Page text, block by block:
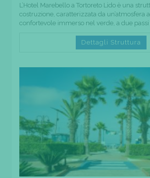
L’Hotel Marebello a Tortoreto Lido è una
costruzione, caratterizzata da un’atmosfera
confortevole immerso nel verde, a due
Dettagli Struttura